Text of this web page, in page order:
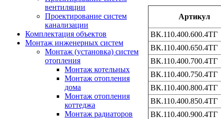
вентиляции
Проектирование систем
канализации
Комплектация объектов
Монтаж инженерных систем
Монтаж (установка) систем
отопления
Монтаж котельных
Монтаж отопления
дома
Монтаж отопления
коттеджа
Монтаж радиаторов
Артикул
ВК.110.400.600.4ТГ
ВК.110.400.650.4ТГ
ВК.110.400.700.4ТГ
ВК.110.400.750.4ТГ
ВК.110.400.800.4ТГ
ВК.110.400.850.4ТГ
ВК.110.400.900.4ТГ